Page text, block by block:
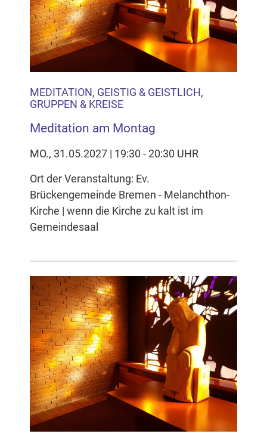
MEDITATION, GEISTIG & GEISTLICH,
GRUPPEN & KREISE
Meditation am Montag
MO., 31.05.2027 | 19:30 - 20:30 UHR
Ort der Veranstaltung: Ev.
Brückengemeinde Bremen - Melanchthon-
Kirche | wenn die Kirche zu kalt ist im
Gemeindesaal